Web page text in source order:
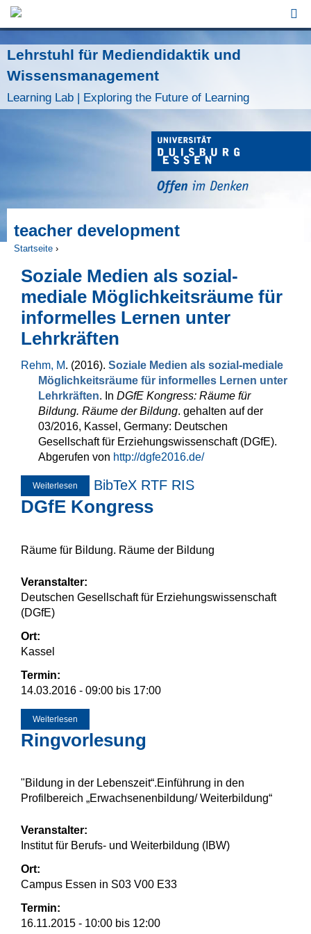
Lehrstuhl für Mediendidaktik und
Wissensmanagement
Learning Lab | Exploring the Future of Learning
teacher development
Sie sind hier
Startseite ›
Soziale Medien als sozial-
mediale Möglichkeitsräume für
informelles Lernen unter
Lehrkräften
Rehm, M. (2016). Soziale Medien als sozial-mediale
Möglichkeitsräume für informelles Lernen unter
Lehrkräften. In DGfE Kongress: Räume für
Bildung. Räume der Bildung. gehalten auf der
03/2016, Kassel, Germany: Deutschen
Gesellschaft für Erziehungswissenschaft (DGfE).
Abgerufen von http://dgfe2016.de/
Weiterlesen über Soziale Medien als sozial-mediale Möglichkeitsräume
BibTeX RTF RIS
DGfE Kongress
Räume für Bildung. Räume der Bildung
Veranstalter:
Deutschen Gesellschaft für Erziehungswissenschaft
(DGfE)
Ort:
Kassel
Termin:
14.03.2016 - 09:00 bis 17:00
Weiterlesen
Ringvorlesung
"Bildung in der Lebenszeit“.Einführung in den
Profilbereich „Erwachsenenbildung/ Weiterbildung“
Veranstalter:
Institut für Berufs- und Weiterbildung (IBW)
Ort:
Campus Essen in S03 V00 E33
Termin:
16.11.2015 - 10:00 bis 12:00